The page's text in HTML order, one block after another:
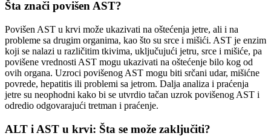
Šta znači povišen AST?
Povišen AST u krvi može ukazivati na oštećenja jetre, ali i na
probleme sa drugim organima, kao što su srce i mišići. AST je enzim
koji se nalazi u različitim tkivima, uključujući jetru, srce i mišiće, pa
povišene vrednosti AST mogu ukazivati na oštećenje bilo kog od
ovih organa. Uzroci povišenog AST mogu biti srčani udar, mišićne
povrede, hepatitis ili problemi sa jetrom. Dalja analiza i praćenja
jetre su neophodni kako bi se utvrdio tačan uzrok povišenog AST i
odredio odgovarajući tretman i praćenje.
ALT i AST u krvi: Šta se može zaključiti?